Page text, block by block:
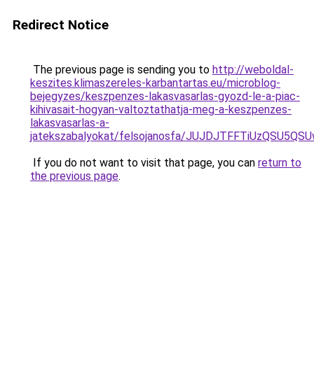
Redirect Notice
The previous page is sending you to http://weboldal-
keszites.klimaszereles-karbantartas.eu/microblog-
bejegyzes/keszpenzes-lakasvasarlas-gyozd-le-a-piac-
kihivasait-hogyan-valtoztathatja-meg-a-keszpenzes-
lakasvasarlas-a-
jatekszabalyokat/felsojanosfa/
If you do not want to visit that page, you can return to
the previous page.